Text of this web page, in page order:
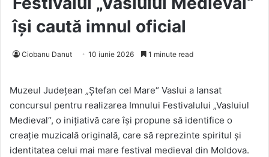
își caută imnul oficial
Ciobanu Danut 10 iunie 2026 1 minute read
Muzeul Județean „Ștefan cel Mare“ Vaslui a lansat
concursul pentru realizarea Imnului Festivalului „Vasluiul
Medieval“, o inițiativă care își propune să identifice o
creație muzicală originală, care să reprezinte spiritul și
identitatea celui mai mare festival medieval din Moldova.